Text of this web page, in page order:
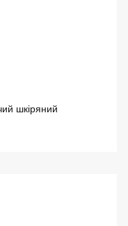
шкіряний